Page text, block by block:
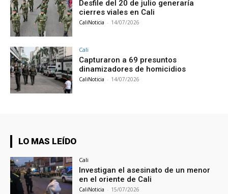
Desfile del 20 de julio generaría
cierres viales en Cali
CaliNoticia - 14/07/2026
Cali
Capturaron a 69 presuntos
dinamizadores de homicidios
CaliNoticia - 14/07/2026
LO MAS LEÍDO
Cali
Investigan el asesinato de un menor
en el oriente de Cali
CaliNoticia - 15/07/2026